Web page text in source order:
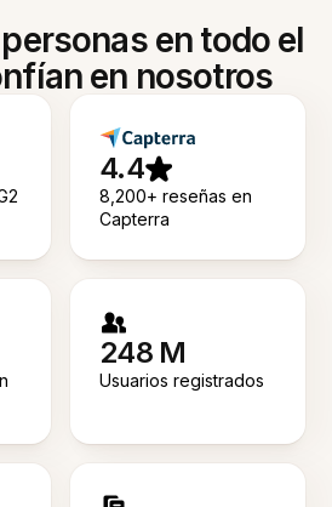
en todo el
en nosotros
4.4
8,200+ reseñas en
Capterra
248 M
Usuarios registrados